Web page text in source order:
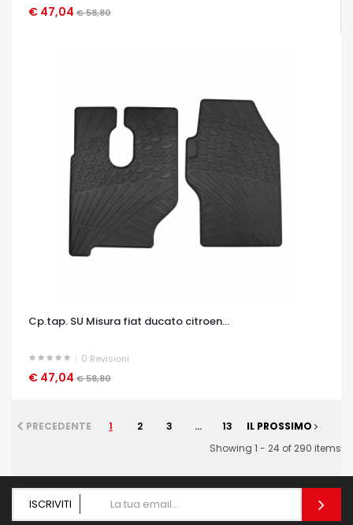
€ 47,04 € 58,80
OCCHIATA VELOCE
Cp.tap. SU Misura fiat ducato citroen...
0 Revisioni
€ 47,04 € 58,80
OCCHIATA VELOCE
PRECEDENTE 1 2 3 ... 13
IL PROSSIMO
Showing 1 - 24 of 290 items
ISCRIVITI